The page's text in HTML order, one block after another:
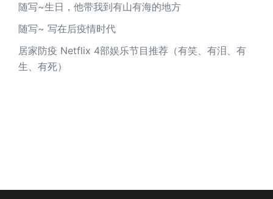
随写~生日，他带我到有山有海的地方
随写~ 写在后疫情时代
居家防疫 Netflix 4部娱乐节目推荐（有笑、有泪、有
生、有死）